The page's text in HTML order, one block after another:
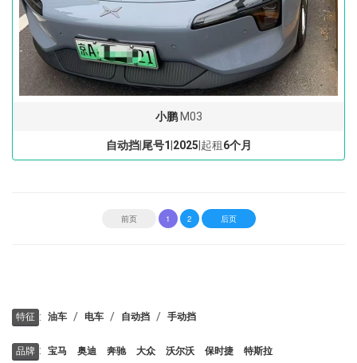
小鹏M03
自动挡| 尾号1 2025 |起租6个月
前页 1 2 后页
特征 : 油车 / 电车 / 自动挡 / 手动挡
品牌 : 宝马 奥迪 奔驰 大众 沃尔沃 保时捷 特斯拉